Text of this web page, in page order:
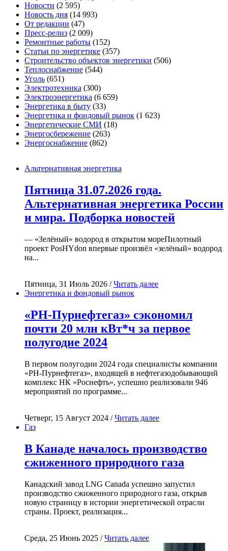
Новости (2 595)
Новость дня (14 993)
От редакции (47)
Пресс-релиз (2 009)
Ремонтные работы (152)
Статьи по энергетике (357)
Строительство объектов энергетики (506)
Теплоснабжение (544)
Уголь (651)
Электротехника (300)
Электроэнергетика (6 659)
Энергетика в быту (33)
Энергетика и фондовый рынок (1 623)
Энергетические СМИ (18)
Энергосбережение (263)
Энергоснабжение (862)
Альтернативная энергетика
Пятница 31.07.2026 года.
Альтернативная энергетика России
и мира. Подборка новостей
— «Зелёный» водород в открытом мореПилотный
проект PosHYdon впервые произвёл «зелёный» водород
на...
Пятница, 31 Июль 2026 /Читать далее
Энергетика и фондовый рынок
«РН-Пурнефтегаз» сэкономил
почти 20 млн кВт*ч за первое
полугодие 2024
В первом полугодии 2024 года специалисты компании
«РН-Пурнефтегаз», входящей в нефтегазодобывающий
комплекс НК «Роснефть», успешно реализовали 946
мероприятий по программе...
Четверг, 15 Август 2024 /Читать далее
Газ
В Канаде началось производство
сжиженного природного газа
Канадский завод LNG Canada успешно запустил
производство сжиженного природного газа, открыв
новую страницу в истории энергетической отрасли
страны. Проект, реализация...
Среда, 25 Июнь 2025 /Читать далее